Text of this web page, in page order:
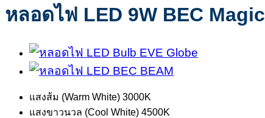
หลอดไฟ LED 9W BEC Magic
แสงส้ม (Warm White) 3000K
แสงขาวนวล (Cool White) 4500K